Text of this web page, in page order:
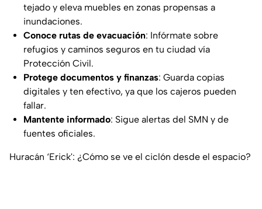
tejado y eleva muebles en zonas propensas a
inundaciones.
Conoce rutas de evacuación: Infórmate sobre
refugios y caminos seguros en tu ciudad vía
Protección Civil.
Protege documentos y finanzas: Guarda copias
digitales y ten efectivo, ya que los cajeros pueden
fallar.
Mantente informado: Sigue alertas del SMN y de
fuentes oficiales.
Huracán ‘Erick': ¿Cómo se ve el ciclón desde el espacio?